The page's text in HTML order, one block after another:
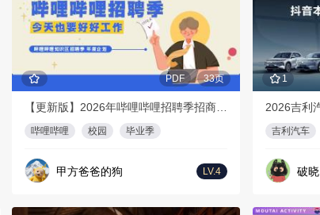
PDF 33页
【更新版】2026年哔哩哔哩招聘季招商通案
哔哩哔哩 校园 毕业季
甲方爸爸的狗 LV.4
1
吉利汽车
破晓